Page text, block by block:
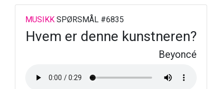
MUSIKK SPØRSMÅL #6835
Hvem er denne kunstneren?
Beyoncé